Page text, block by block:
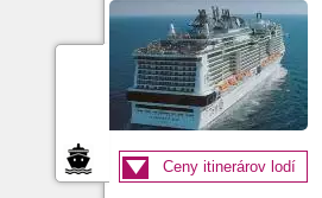
Ceny itinerárov lodí